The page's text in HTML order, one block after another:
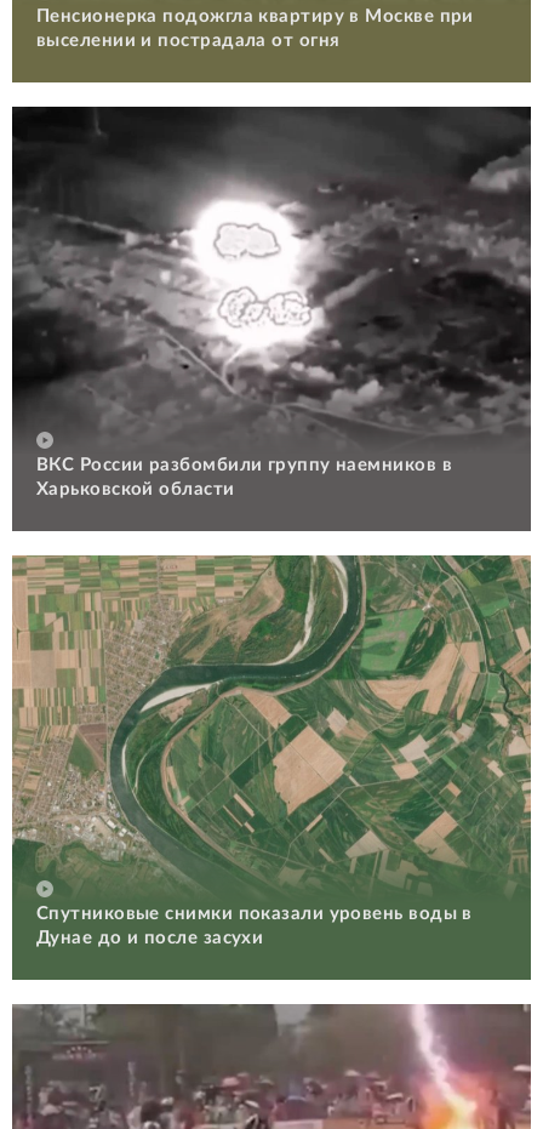
Пенсионерка подожгла квартиру в Москве при
выселении и пострадала от огня
ВКС России разбомбили группу наемников в
Харьковской области
Спутниковые снимки показали уровень воды в
Дунае до и после засухи